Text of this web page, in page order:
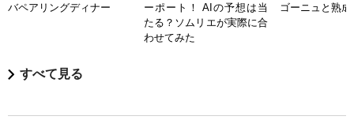
バペアリングディナー
ーポート！ AIの予想は当
たる？ソムリエが実際に合
わせてみた
ゴーニュと熟
すべて見る